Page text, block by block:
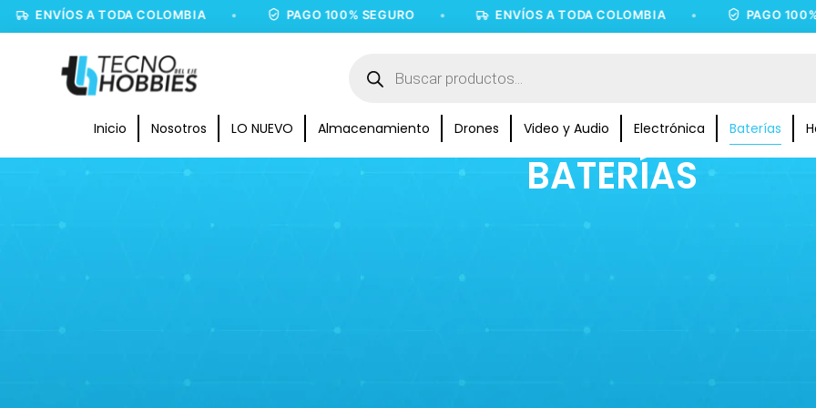
A TODA COLOMBIA • PAGO 100% SEGURO • ENVÍOS A TODA COLOMBIA • PAGO 100%
Inicio Nosotros LO NUEVO Almacenamiento Drones Video y Audio Electrónica Baterías
BATERÍAS